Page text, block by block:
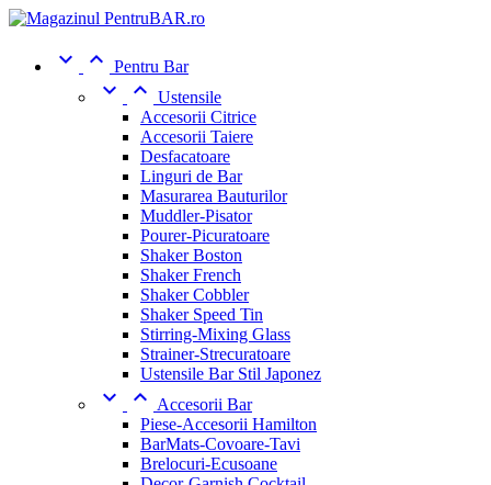
  Pentru Bar
  Ustensile
Accesorii Citrice
Accesorii Taiere
Desfacatoare
Linguri de Bar
Masurarea Bauturilor
Muddler-Pisator
Pourer-Picuratoare
Shaker Boston
Shaker French
Shaker Cobbler
Shaker Speed Tin
Stirring-Mixing Glass
Strainer-Strecuratoare
Ustensile Bar Stil Japonez
  Accesorii Bar
Piese-Accesorii Hamilton
BarMats-Covoare-Tavi
Brelocuri-Ecusoane